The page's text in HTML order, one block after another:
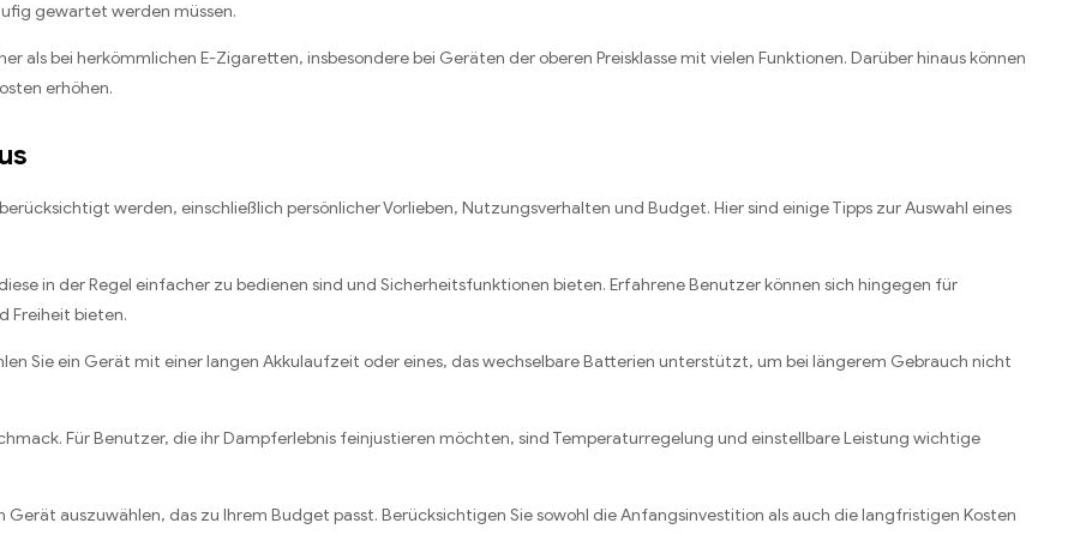
gewartet werden müssen.
als bei herkömmlichen E-Zigaretten, insbesondere bei Geräten der oberen Preisklasse mit vielen Funktionen. Darüber hinaus können
erhöhen.
werden, einschließlich persönlicher Vorlieben, Nutzungsverhalten und Budget. Hier sind einige Tipps zur Auswahl eines
in der Regel einfacher zu bedienen sind und Sicherheitsfunktionen bieten. Erfahrene Benutzer können sich hingegen für
Freiheit bieten.
Sie ein Gerät mit einer langen Akkulaufzeit oder eines, das wechselbare Batterien unterstützt, um bei längerem Gebrauch nicht
Für Benutzer, die ihr Dampferlebnis feinjustieren möchten, sind Temperaturregelung und einstellbare Leistung wichtige
Gerät auszuwählen, das zu Ihrem Budget passt. Berücksichtigen Sie sowohl die Anfangsinvestition als auch die langfristigen Kosten